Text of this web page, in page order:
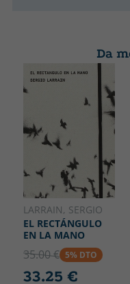
Da
LARRAIN, SERGIO
EL RECTÁNGULO
EN LA MANO
35.00 € 5% DTO
33.25 €